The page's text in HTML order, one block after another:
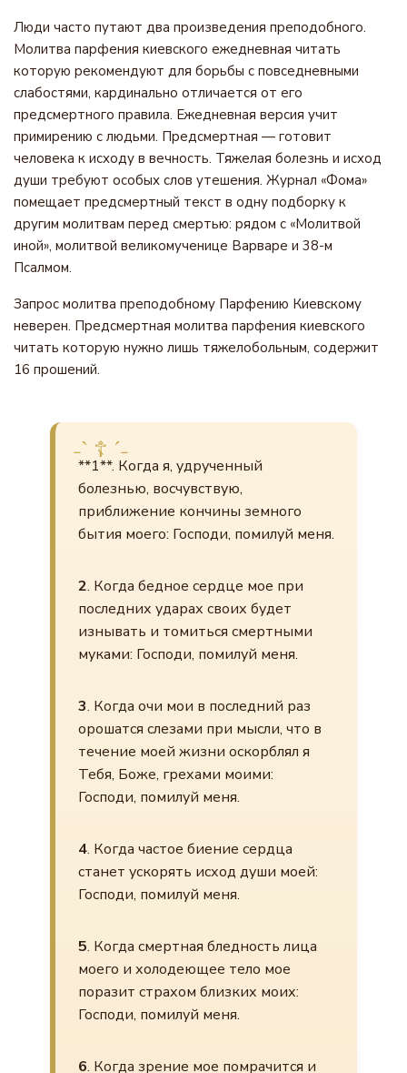
Люди часто путают два произведения преподобного.
Молитва парфения киевского ежедневная читать
которую рекомендуют для борьбы с повседневными
слабостями, кардинально отличается от его
предсмертного правила. Ежедневная версия учит
примирению с людьми. Предсмертная — готовит
человека к исходу в вечность. Тяжелая болезнь и исход
души требуют особых слов утешения. Журнал «Фома»
помещает предсмертный текст в одну подборку к
другим молитвам перед смертью: рядом с «Молитвой
иной», молитвой великомученице Варваре и 38-м
Псалмом.
Запрос молитва преподобному Парфению Киевскому
неверен. Предсмертная молитва парфения киевского
читать которую нужно лишь тяжелобольным, содержит
16 прошений.
**1**. Когда я, удрученный
болезнью, восчувствую,
приближение кончины земного
бытия моего: Господи, помилуй меня.
2. Когда бедное сердце мое при
последних ударах своих будет
изнывать и томиться смертными
муками: Господи, помилуй меня.
3. Когда очи мои в последний раз
орошатся слезами при мысли, что в
течение моей жизни оскорблял я
Тебя, Боже, грехами моими:
Господи, помилуй меня.
4. Когда частое биение сердца
станет ускорять исход души моей:
Господи, помилуй меня.
5. Когда смертная бледность лица
моего и холодеющее тело мое
поразит страхом близких моих:
Господи, помилуй меня.
6. Когда зрение мое помрачится и